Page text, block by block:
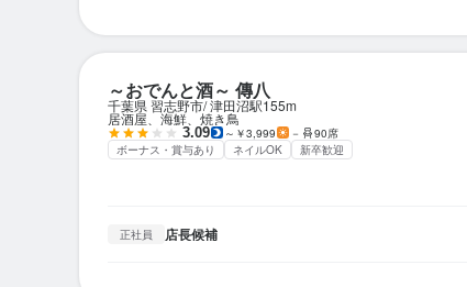
～おでんと酒～ 傳八
千葉県 習志野市 津田沼駅155m
居酒屋、海鮮、焼き鳥
3.09 ～￥3,999 －
90席
ボーナス・賞与あり
ネイルOK 新卒歓迎
正社員 店長候補